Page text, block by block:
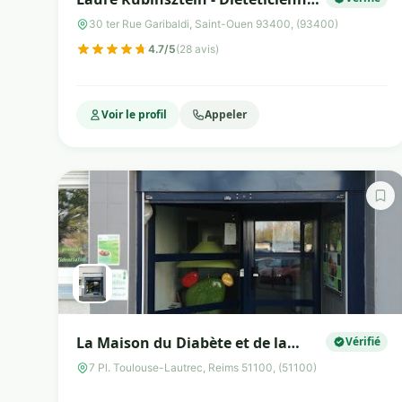
Nutritionniste
30 ter Rue Garibaldi, Saint-Ouen 93400, (93400)
4.7/5(28 avis)
Voir le profil Appeler
La Maison du Diabète et de la
Nutrition
Vérifié
7 Pl. Toulouse-Lautrec, Reims 51100, (51100)